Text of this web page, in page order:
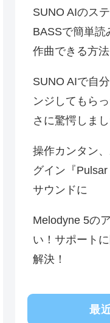
SUNO AIのス
BASSで簡単読
作曲できる方法
SUNO AIで自
ンジしてもら
さに驚愕しま
操作カンタン
グイン『
サウンドに
Melodyne 5の
い！サポート
解決！
最